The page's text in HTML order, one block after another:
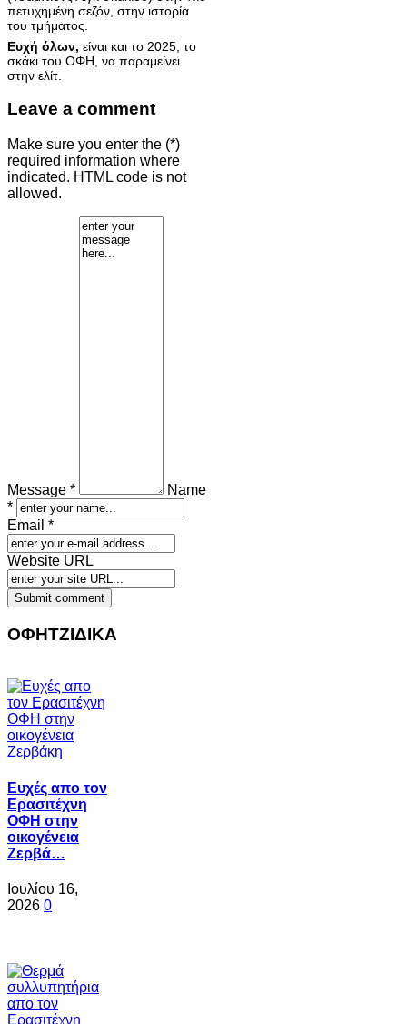
πετυχημένη σεζόν, στην ιστορία
του τμήματος.
Ευχή όλων, είναι και το 2025, το
σκάκι του ΟΦΗ, να παραμείνει
στην ελίτ.
Leave a comment
Make sure you enter the (*)
required information where
indicated. HTML code is not
allowed.
Message *
Name
*
Email *
Website URL
ΟΦΗΤΖΙΔΙΚΑ
Ευχές απο τον
Ερασιτέχνη
ΟΦΗ στην
οικογένεια
Ζερβά…
Ιουλίου 16,
2026 0